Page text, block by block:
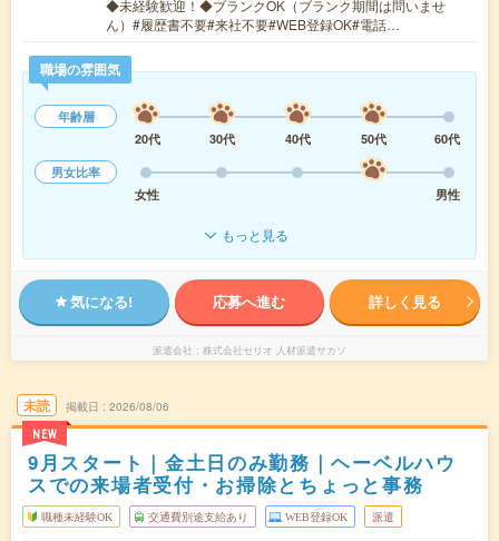
◆未経験歓迎！◆ブランクOK（ブランク期間は問いませ
ん）#履歴書不要#来社不要#WEB登録OK#電話…
職場の雰囲気
年齢層
20代
30代 40代 50代
60代
男女比率
女性
男性
もっと見る
気になる! 応募へ進む 詳しく見る
派遣会社 株式会社セリオ 人材派遣サカソ
未読
NEW
掲載日 2026/08/06
9月スタート｜金土日のみ勤務｜ヘーベルハウ
スでの来場者受付・お掃除とちょっと事務
職種未経験OK 交通費別途支給あり WEB登録OK 派遣